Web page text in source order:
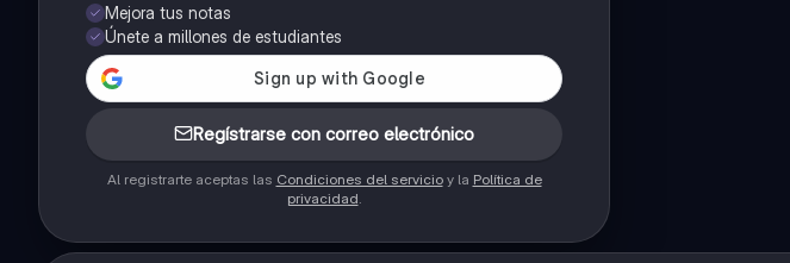
Mejora tus notas
Únete a millones de estudiantes
Regístrarse con correo electrónico
Al registrarte aceptas las Condiciones del servicioy la Política de
privacidad